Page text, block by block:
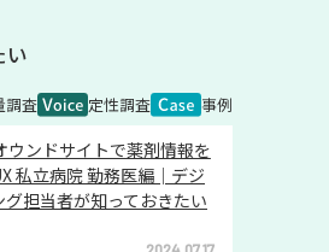
い
調査 定性調査 事例
ウンドサイトで薬剤情報を
私立病院 勤務医編│デジ
担当者が知っておきたい